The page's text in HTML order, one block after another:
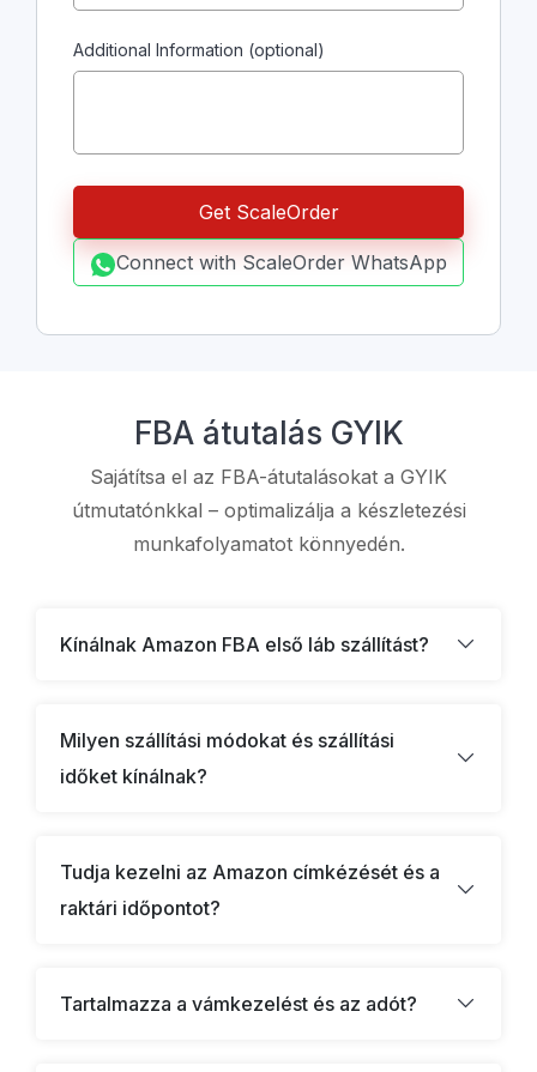
Additional Information (optional)
Connect with ScaleOrder WhatsApp
FBA átutalás GYIK
Sajátítsa el az FBA-átutalásokat a GYIK
útmutatónkkal – optimalizálja a készletezési
munkafolyamatot könnyedén.
Kínálnak Amazon FBA első láb szállítást?
Milyen szállítási módokat és szállítási
időket kínálnak?
Tudja kezelni az Amazon címkézését és a
raktári időpontot?
Tartalmazza a vámkezelést és az adót?